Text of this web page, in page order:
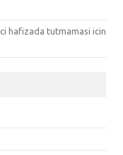
hafizada tutmamasi icin